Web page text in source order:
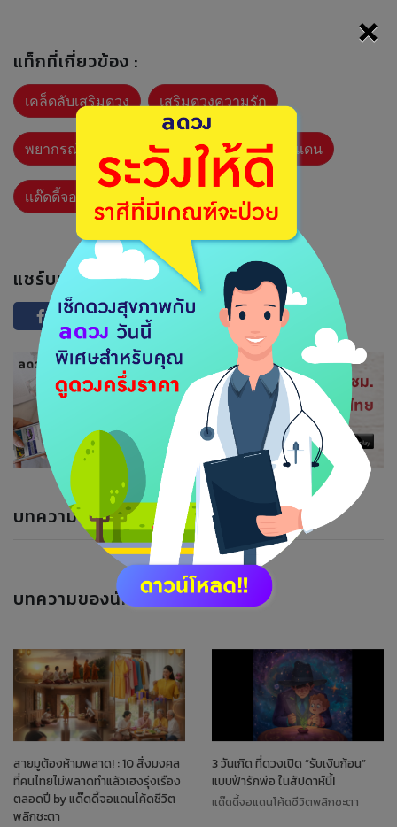
×
แท็กที่เกี่ยวข้อง :
เคล็ดลับเสริมดวง เสริมดวงความรัก
พยากรณ์งานเงินความรักสุดปัง เเด๊ดดี้จอแดน
เเด๊ดดี้จอแดนโค้ดชีวิตพลิกชะตา
แชร์บทความนี้ :
บทความแนะนำ
บทความของนักพยากรณ์
สายมูต้องห้ามพลาด! : 10 สิ่งมงคล
ที่คนไทยไม่พลาดทำแล้วเฮงรุ่งเรือง
ตลอดปี by แด๊ดดี้จอแดนโค้ดชีวิต
พลิกชะตา
3 วันเกิด ที่ดวงเปิด “รับเงินก้อน”
แบบฟ้ารักพ่อ ในสัปดาห์นี้!
แด๊ดดี้จอแดนโค้ดชีวิตพลิกชะตา